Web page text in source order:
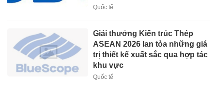
Quốc tế
Giải thưởng Kiến trúc Thép
ASEAN 2026 lan tỏa những giá
trị thiết kế xuất sắc qua hợp tác
khu vực
Quốc tế